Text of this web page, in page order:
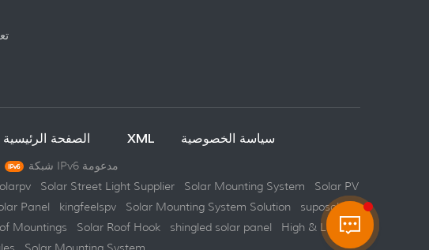
الصفحة الرئيسية XML سياسة الخصوصية
شبكة IPv6 مدعومة
Solar Street Light Supplier Solar Mounting System
Solar PV
Panel kingfeelspv Solar Mounting System Solution
suposolar
Mountings Solar Roof Hook shingled solar panel
High & Low